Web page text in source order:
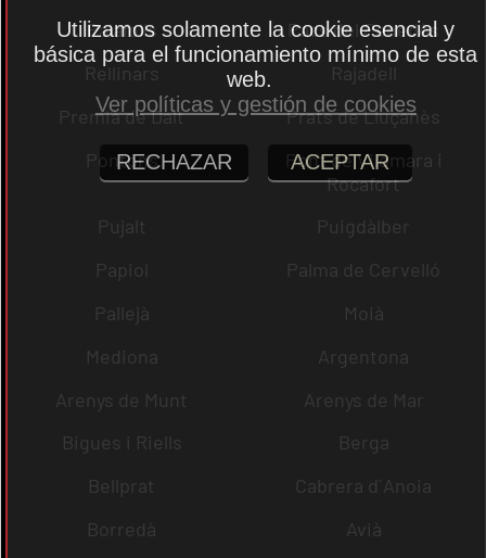
Palafolls
Pacs del Penedès
Rellinars
Rajadell
Premià de Dalt
Prats de Lluçanès
Pontons
Pont de Vilomara i
Rocafort
Pujalt
Puigdàlber
Papiol
Palma de Cervelló
Pallejà
Moià
Mediona
Argentona
Arenys de Munt
Arenys de Mar
Bigues i Riells
Berga
Bellprat
Cabrera d´Anoia
Borredà
Avià
Utilizamos solamente la cookie esencial y
básica para el funcionamiento mínimo de esta
web.
Ver políticas y gestión de cookies
RECHAZAR ACEPTAR